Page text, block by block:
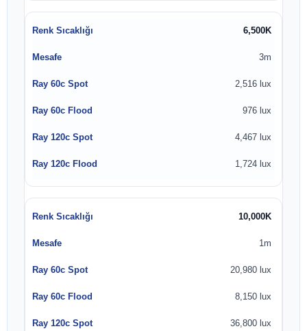
6,500K
3m
2,516 lux
976 lux
4,467 lux
1,724 lux
10,000K
1m
20,980 lux
8,150 lux
36,800 lux